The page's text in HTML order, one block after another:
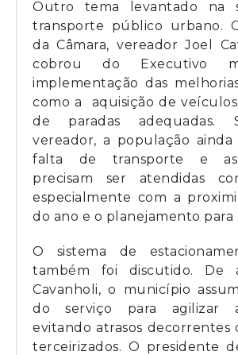
Outro tema levantado na
transporte público urbano.
da Câmara, vereador Joel
cobrou do Executivo
implementação das
como a aquisição de
de paradas adequadas.
vereador, a população
falta de transporte e as
precisam ser atendidas
especialmente com a
do ano e o planejamento para
O sistema de
também foi discutido. De
Cavanholi, o município
do serviço para agilizar
evitando atrasos decorrentes
terceirizados. O presidente